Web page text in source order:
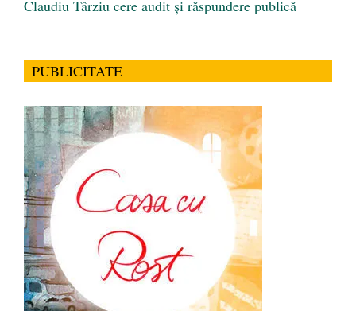
Claudiu Târziu cere audit și răspundere publică
PUBLICITATE